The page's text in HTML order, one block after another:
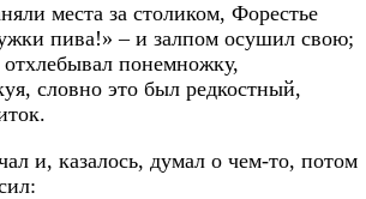
места за столиком, Форестье
пива!» – и залпом осушил свою;
понемножку,
словно это был редкостный,
и, казалось, думал о чем-то, потом